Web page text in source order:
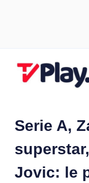
Serie A,
Jovic: le